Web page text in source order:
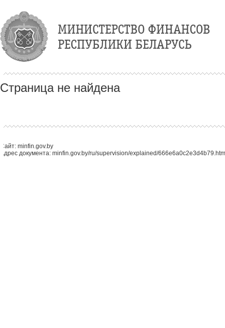
Страница не найдена
Сайт: minfin.gov.by
Адрес документа: minfin.gov.by/ru/supervision/explained/